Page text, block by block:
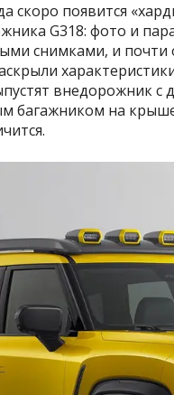
скоро появится
G318: фото и
снимками, и
внедорожник
багажником на